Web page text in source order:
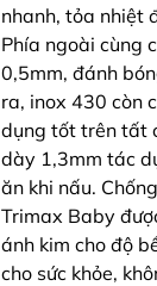
nhanh, tỏa nhiệt
Phía ngoài cùng
0,5mm, đánh
ra, inox 430 còn
dụng tốt trên tất
dày 1,3mm tác
ăn khi nấu.
Trimax Baby
ánh kim cho độ
cho sức khỏe,